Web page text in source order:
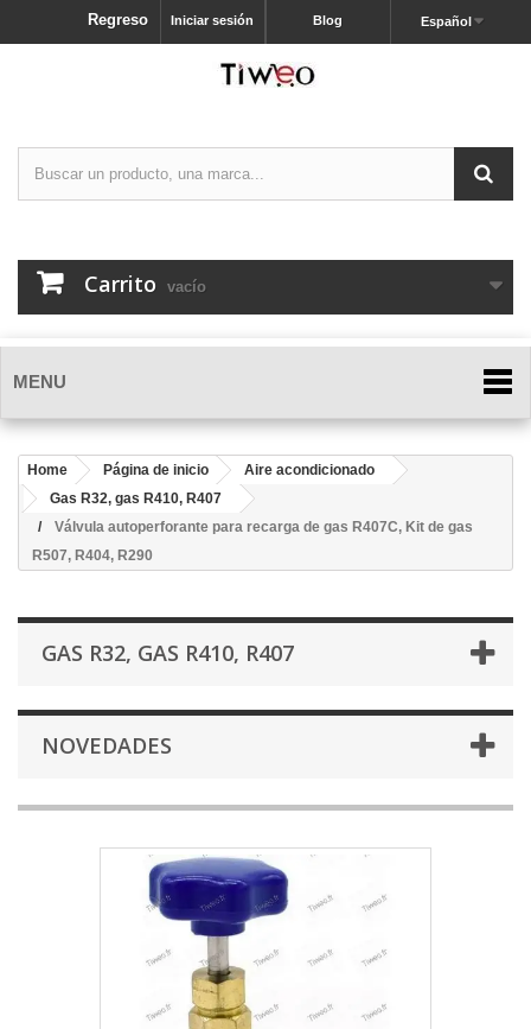
Español
Blog
Iniciar sesión
Regreso
Carrito vacío
MENU
Home Página de inicio
Aire acondicionado
Gas R32, gas R410, R407
Válvula autoperforante para recarga de gas R407C, Kit de gas
R507, R404, R290
GAS R32, GAS R410, R407
NOVEDADES